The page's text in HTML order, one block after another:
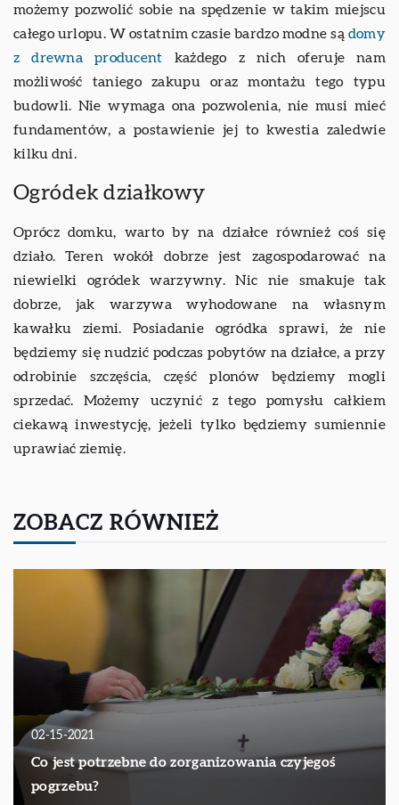
możemy pozwolić sobie na spędzenie w takim miejscu
całego urlopu. W ostatnim czasie bardzo modne są domy
z drewna producent każdego z nich oferuje nam
możliwość taniego zakupu oraz montażu tego typu
budowli. Nie wymaga ona pozwolenia, nie musi mieć
fundamentów, a postawienie jej to kwestia zaledwie
kilku dni.
Ogródek działkowy
Oprócz domku, warto by na działce również coś się
działo. Teren wokół dobrze jest zagospodarować na
niewielki ogródek warzywny. Nic nie smakuje tak
dobrze, jak warzywa wyhodowane na własnym
kawałku ziemi. Posiadanie ogródka sprawi, że nie
będziemy się nudzić podczas pobytów na działce, a przy
odrobinie szczęścia, część plonów będziemy mogli
sprzedać. Możemy uczynić z tego pomysłu całkiem
ciekawą inwestycję, jeżeli tylko będziemy sumiennie
uprawiać ziemię.
ZOBACZ RÓWNIEŻ
02-15-2021
Co jest potrzebne do zorganizowania czyjegoś
pogrzebu?